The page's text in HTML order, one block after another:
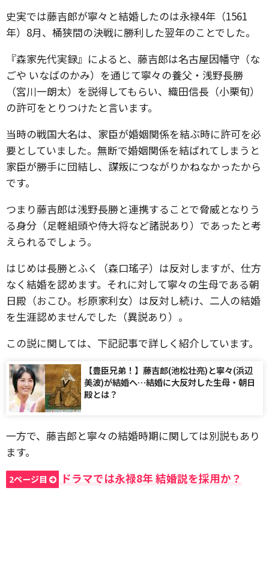
史実では藤吉郎が寧々と結婚したのは永禄4年（1561
年）8月、桶狭間の決戦に勝利した翌年のことでした。
『森家先代実録』によると、藤吉郎は名古屋因幡守（な
ごや いなばのかみ）を通じて寧々の養父・浅野長勝
（宮川一朗太）を説得してもらい、織田信長（小栗旬）
の許可をとりつけたと言います。
当時の戦国大名は、家臣が婚姻関係を結ぶ時に許可を必
要としていました。無断で婚姻関係を結ばれてしまうと
家臣が勝手に団結し、謀叛につながりかねなかったから
です。
つまり藤吉郎は浅野長勝と連携することで脅威となりう
る身分（足軽組頭や侍大将など諸説あり）であったと考
えられるでしょう。
はじめは長勝とふく（森口瑤子）は反対しますが、仕方
なく結婚を認めます。それに対して寧々の生母である朝
日殿（おこひ。杉原家利女）は反対し続け、二人の結婚
を生涯認めませんでした（異説あり）。
この説に関しては、下記記事で詳しく紹介しています。
【豊臣兄弟！】藤吉郎(池松壮亮)と寧々(浜辺
美波)が結婚へ…結婚に大反対した生母・朝日
殿とは？
一方で、藤吉郎と寧々の結婚時期に関しては別説もあり
ます。
2ページ目 ドラマでは永禄8年 結婚説を採用か？